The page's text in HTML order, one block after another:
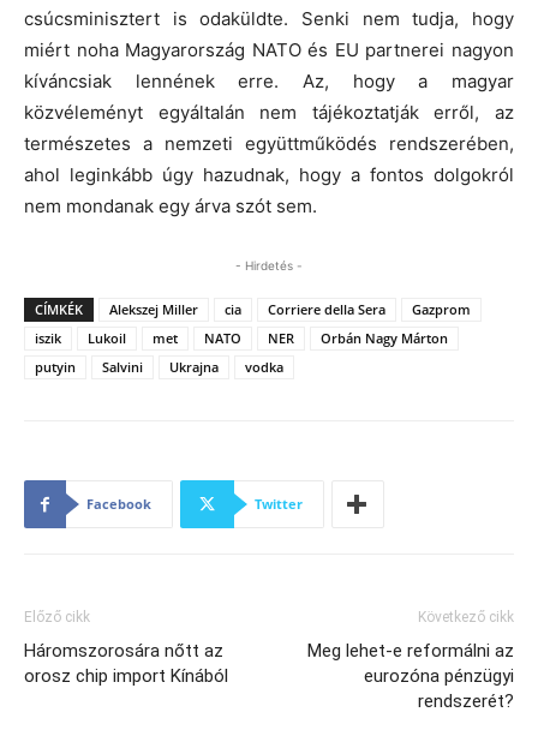
csúcsminisztert is odaküldte. Senki nem tudja, hogy
miért noha Magyarország NATO és EU partnerei nagyon
kíváncsiak lennének erre. Az, hogy a magyar
közvéleményt egyáltalán nem tájékoztatják erről, az
természetes a nemzeti együttműködés rendszerében,
ahol leginkább úgy hazudnak, hogy a fontos dolgokról
nem mondanak egy árva szót sem.
- Hirdetés -
CÍMKÉK Alekszej Miller cia Corriere della Sera
Gazprom
iszik
Lukoil met NATO NER
Orbán Nagy Márton
putyin
Salvini Ukrajna vodka
Facebook Twitter
Előző cikk
Háromszorosára nőtt az
orosz chip import Kínából
Következő cikk
Meg lehet-e reformálni az
eurozóna pénzügyi
rendszerét?